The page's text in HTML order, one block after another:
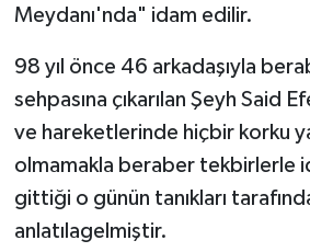
Meydanı'nda" idam edilir.
98 yıl önce 46 arkadaşıyla
sehpasına çıkarılan Şeyh Said
ve hareketlerinde hiçbir korku
olmamakla beraber tekbirlerle
gittiği o günün tanıkları
anlatılagelmiştir.